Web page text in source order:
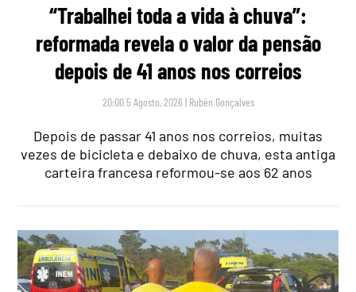
“Trabalhei toda a vida à chuva”:
reformada revela o valor da pensão
depois de 41 anos nos correios
20:00 5 Agosto, 2026 | Rubén Gonçalves
Depois de passar 41 anos nos correios, muitas
vezes de bicicleta e debaixo de chuva, esta antiga
carteira francesa reformou-se aos 62 anos